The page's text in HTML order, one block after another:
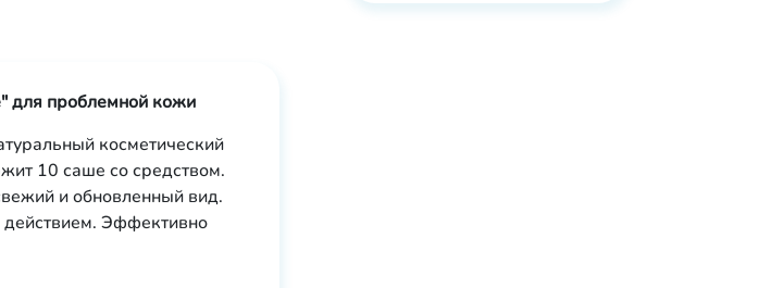
для проблемной кожи
косметический
10 саше со средством.
и обновленный вид.
Эффективно